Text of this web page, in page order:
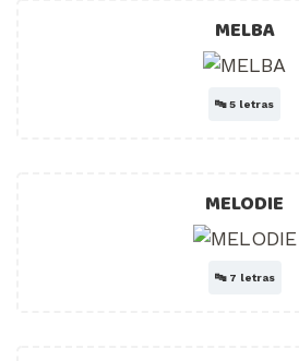
MELBA
🔤5 letras
MELODIE
🔤 7 letras